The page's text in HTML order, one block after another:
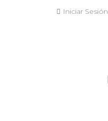
Iniciar Sesión